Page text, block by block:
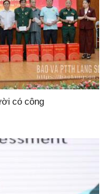
có công